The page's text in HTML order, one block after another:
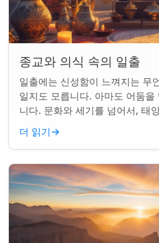
종교와 의식 속의 일출
일출에는 신성함이 느껴지는 무
일지도 모릅니다. 아마도 어둠
니다. 문화와 세기를 넘어서, 태
한 순간은 단순한 아침 그 이상이
더 읽기→